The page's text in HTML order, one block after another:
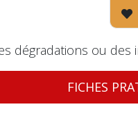
dégradations ou
FICHES